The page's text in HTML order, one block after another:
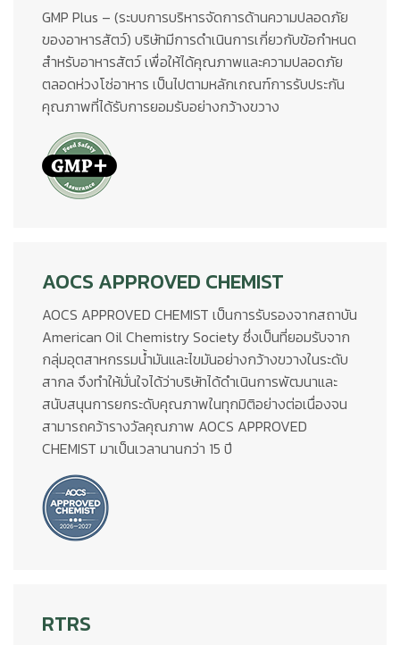
GMP Plus – (ระบบการบริหารจัดการด้านความปลอดภัย
ของอาหารสัตว์) บริษัทมีการดำเนินการเกี่ยวกับข้อกำหนด
สำหรับอาหารสัตว์ เพื่อให้ได้คุณภาพและความปลอดภัย
ตลอดห่วงโซ่อาหาร เป็นไปตามหลักเกณฑ์การรับประกัน
คุณภาพที่ได้รับการยอมรับอย่างกว้างขวาง
AOCS APPROVED CHEMIST
AOCS APPROVED CHEMIST เป็นการรับรองจากสถาบัน
American Oil Chemistry Society ซึ่งเป็นที่ยอมรับจาก
กลุ่มอุตสาหกรรมน้ำมันและไขมันอย่างกว้างขวางในระดับ
สากล จึงทำให้มั่นใจได้ว่าบริษัทได้ดำเนินการพัฒนาและ
สนับสนุนการยกระดับคุณภาพในทุกมิติอย่างต่อเนื่องจน
สามารถคว้ารางวัลคุณภาพ AOCS APPROVED
CHEMIST มาเป็นเวลานานกว่า 15 ปี
RTRS